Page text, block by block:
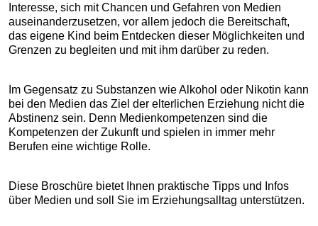
Interesse, sich mit Chancen und Gefahren von Medien
auseinanderzusetzen, vor allem jedoch die Bereitschaft,
das eigene Kind beim Entdecken dieser Möglichkeiten und
Grenzen zu begleiten und mit ihm darüber zu reden.
Im Gegensatz zu Substanzen wie Alkohol oder Nikotin kann
bei den Medien das Ziel der elterlichen Erziehung nicht die
Abstinenz sein. Denn Medienkompetenzen sind die
Kompetenzen der Zukunft und spielen in immer mehr
Berufen eine wichtige Rolle.
Diese Broschüre bietet Ihnen praktische Tipps und Infos
über Medien und soll Sie im Erziehungsalltag unterstützen.